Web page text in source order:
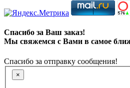
Спасибо за Ваш заказ!
Мы свяжемся с Вами в самое
Спасибо за отправку сообщения!
×